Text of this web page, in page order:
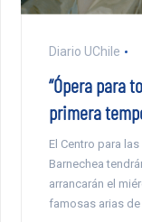
Diario UChile
“Ópera para
primera
El Centro para
Barnechea
arrancarán el
famosas arias de